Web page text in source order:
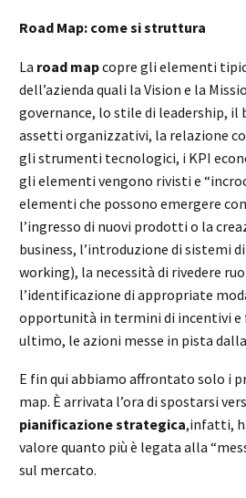
Road Map: come si struttura
La road mapcopre gli elementi
dell’azienda quali la Vision e la
governance, lo stile di leadership, il
assetti organizzativi, la relazione
gli strumenti tecnologici, i KPI
gli elementi vengono rivisti e
elementi che possono emergere
l’ingresso di nuovi prodotti o la
business, l’introduzione di sistemi
working), la necessità di rivedere
l’identificazione di appropriate
opportunità in termini di incentivi e
ultimo, le azioni messe in pista
E fin qui abbiamo affrontato solo i
map. È arrivata l’ora di spostarsi
pianificazione strategica,infatti,
valore quanto più è legata alla
sul mercato.